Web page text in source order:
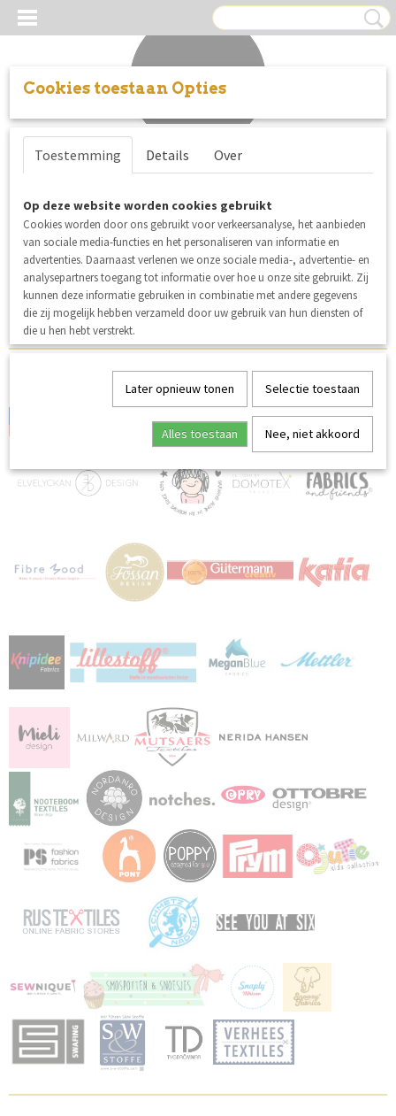
Inloggen Registreren
Helaas bevinden er zich in deze categorie nog geen producten.
Probeert u het later nog eens!
Cookies toestaan Opties
Toestemming Details Over
Op deze website worden cookies gebruikt
Cookies worden door ons gebruikt voor verkeersanalyse, het aanbieden
van sociale media-functies en het personaliseren van informatie en
advertenties. Daarnaast verlenen we onze sociale media-, advertentie- en
analysepartners toegang tot informatie over hoe u onze site gebruikt. Zij
kunnen deze informatie gebruiken in combinatie met andere gegevens
die zij mogelijk hebben verzameld door uw gebruik van hun diensten of
die u hen hebt verstrekt.
Later opnieuw tonen Selectie toestaan
Alles toestaan Nee, niet akkoord